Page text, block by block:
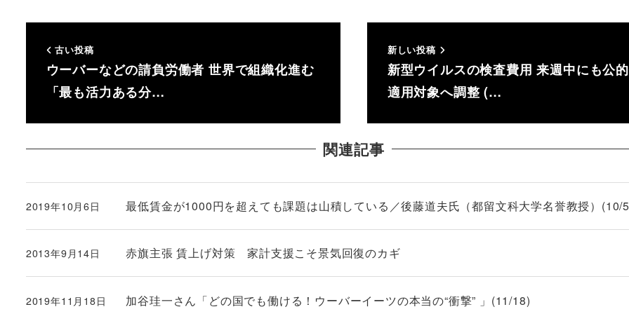
古い投稿
ウーバーなどの請負労働者 世界で組織化進む
「最も活力ある分…
新しい投稿
新型ウイルスの検査費用 来週中にも公
適用対象へ調整 (…
関連記事
最低賃金が1000円を超えても課題は山積している／後藤道夫氏（都留文科大学名誉教授）(10/
投稿日
2019年10月6日
赤旗主張 賃上げ対策 家計支援こそ景気回復のカギ
投稿日
2013年9月14日
加谷珪一さん「どの国でも働ける！ウーバーイーツの本当の“衝撃” 」(11/18)
投稿日
2019年11月18日